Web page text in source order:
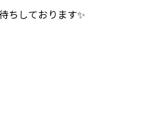
ちしております✨